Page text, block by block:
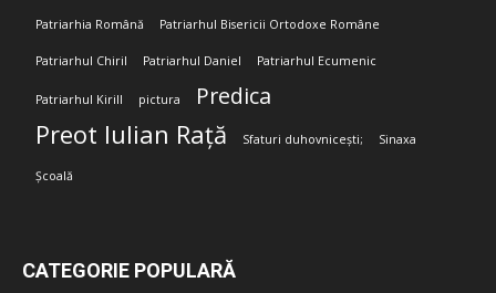
Patriarhia Română Patriarhul Bisericii Ortodoxe Române
Patriarhul Chiril Patriarhul Daniel Patriarhul Ecumenic
Patriarhul Kirill pictura Predica
Preot Iulian Rață Sfaturi duhovnicești; Sinaxa
Școală
CATEGORIE POPULARĂ